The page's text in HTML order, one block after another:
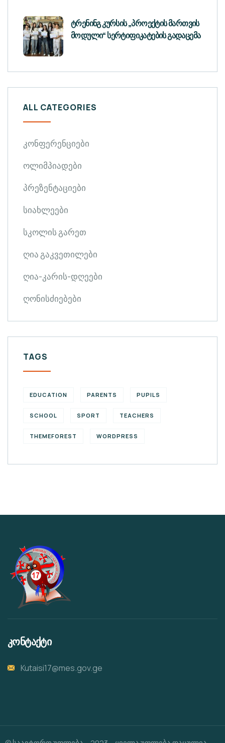
ტრენინგ კურსის „პროექტის მართვის
მოდული“ სერტიფიკატების გადაცემა
ALL CATEGORIES
კონფერენციები
ოლიმპიადები
პრეზენტაციები
სიახლეები
სკოლის გარეთ
ღია გაკვეთილები
ღია-კარის-დღეები
ღონისძიებები
TAGS
EDUCATION PARENTS PUPILS
SCHOOL SPORT TEACHERS
THEMEFOREST WORDPRESS
კონტაქტი
Kutaisi17@mes.gov.ge